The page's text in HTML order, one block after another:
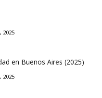
2025
en Buenos Aires (2025)
2025